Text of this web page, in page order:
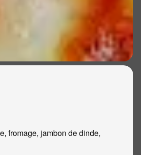
fromage, jambon de dinde,